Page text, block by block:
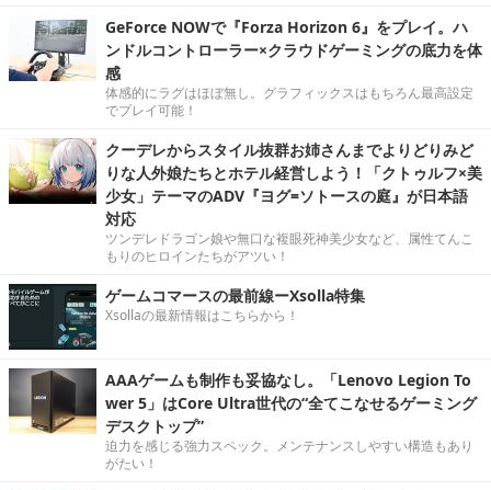
GeForce NOWで『Forza Horizon 6』をプレイ。ハ
ンドルコントローラー×クラウドゲーミングの底力を体
感
体感的にラグはほぼ無し。グラフィックスはもちろん最高設定
でプレイ可能！
クーデレからスタイル抜群お姉さんまでよりどりみど
りな人外娘たちとホテル経営しよう！「クトゥルフ×美
少女」テーマのADV『ヨグ=ソトースの庭』が日本語
対応
ツンデレドラゴン娘や無口な複眼死神美少女など、属性てんこ
もりのヒロインたちがアツい！
ゲームコマースの最前線ーXsolla特集
Xsollaの最新情報はこちらから！
AAAゲームも制作も妥協なし。「Lenovo Legion To
wer 5」はCore Ultra世代の“全てこなせるゲーミング
デスクトップ”
迫力を感じる強力スペック。メンテナンスしやすい構造もあり
がたい！